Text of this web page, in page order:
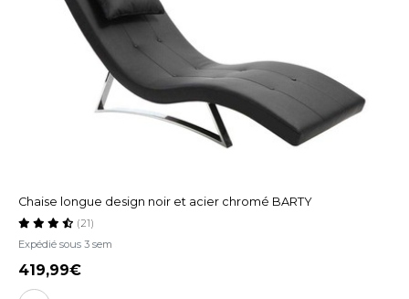
Chaise longue design noir et acier chromé BARTY
Expédié sous 3 sem
(21)
419,99